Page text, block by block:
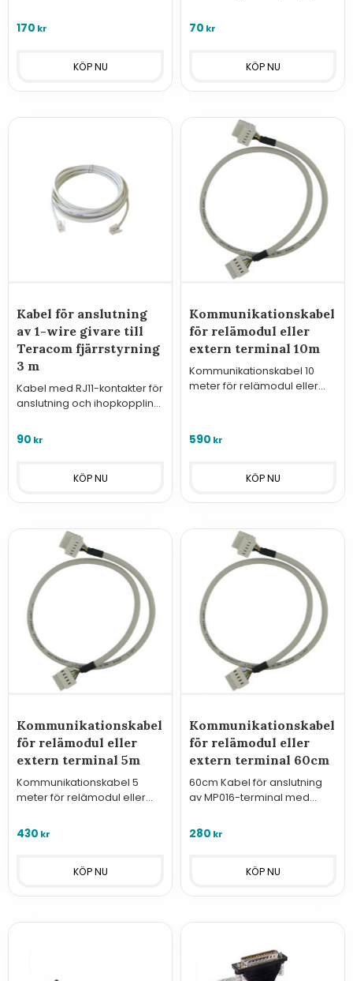
170 kr
fjärrstyrningarna från
70 kr
Kabel för anslutning
av 1-wire givare till
Teracom fjärrstyrning
3 m
Kabel med RJ11-kontakter för
anslutning och ihopkoppling
fjärrstyrningarna från
90 kr
Kommunikationskabel
för relämodul eller
extern terminal 10m
Kommunikationskabel 10
meter för relämodul eller
590 kr
Kommunikationskabel
för relämodul eller
extern terminal 5m
Kommunikationskabel 5
meter för relämodul eller
430 kr
Kommunikationskabel
för relämodul eller
extern terminal 60cm
60cm ​Kabel för anslutning
av MP016-terminal med
MP018-utgångsrelämodul
280 kr